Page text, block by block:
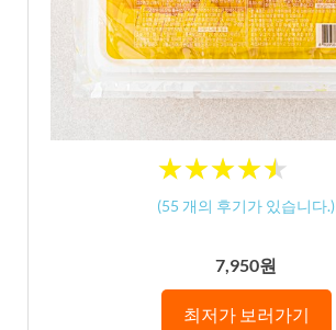
★★★★★
★★★★★
(55 개의 후기가 있습니다.)
7,950원
최저가 보러가기